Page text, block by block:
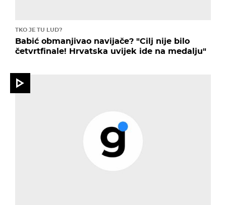
TKO JE TU LUD?
Babić obmanjivao navijače? "Cilj nije bilo
četvrtfinale! Hrvatska uvijek ide na medalju"